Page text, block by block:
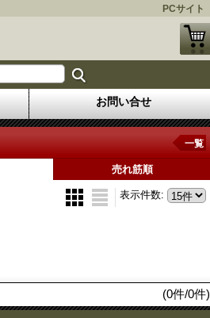
PCサイト
お問い合せ
一覧
売れ筋順
表示件数:
(0件/0件)